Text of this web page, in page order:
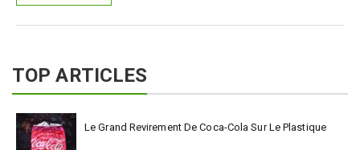
TOP ARTICLES
Le Grand Revirement De Coca-Cola Sur Le Plastique